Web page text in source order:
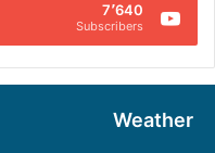
7٬640
Subscribers
Weather